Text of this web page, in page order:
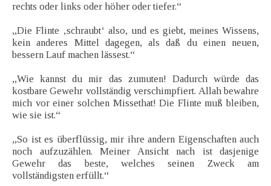
rechts oder links oder höher oder tiefer.“
„Die Flinte ‚schraubt‘ also, und es giebt, meines Wissens,
kein anderes Mittel dagegen, als daß du einen neuen,
bessern Lauf machen lässest.“
„Wie kannst du mir das zumuten! Dadurch würde das
kostbare Gewehr vollständig verschimpfiert. Allah bewahre
mich vor einer solchen Missethat! Die Flinte muß bleiben,
wie sie ist.“
„So ist es überflüssig, mir ihre andern Eigenschaften auch
noch aufzuzählen. Meiner Ansicht nach ist dasjenige
Gewehr das beste, welches seinen Zweck am
vollständigsten erfüllt.“